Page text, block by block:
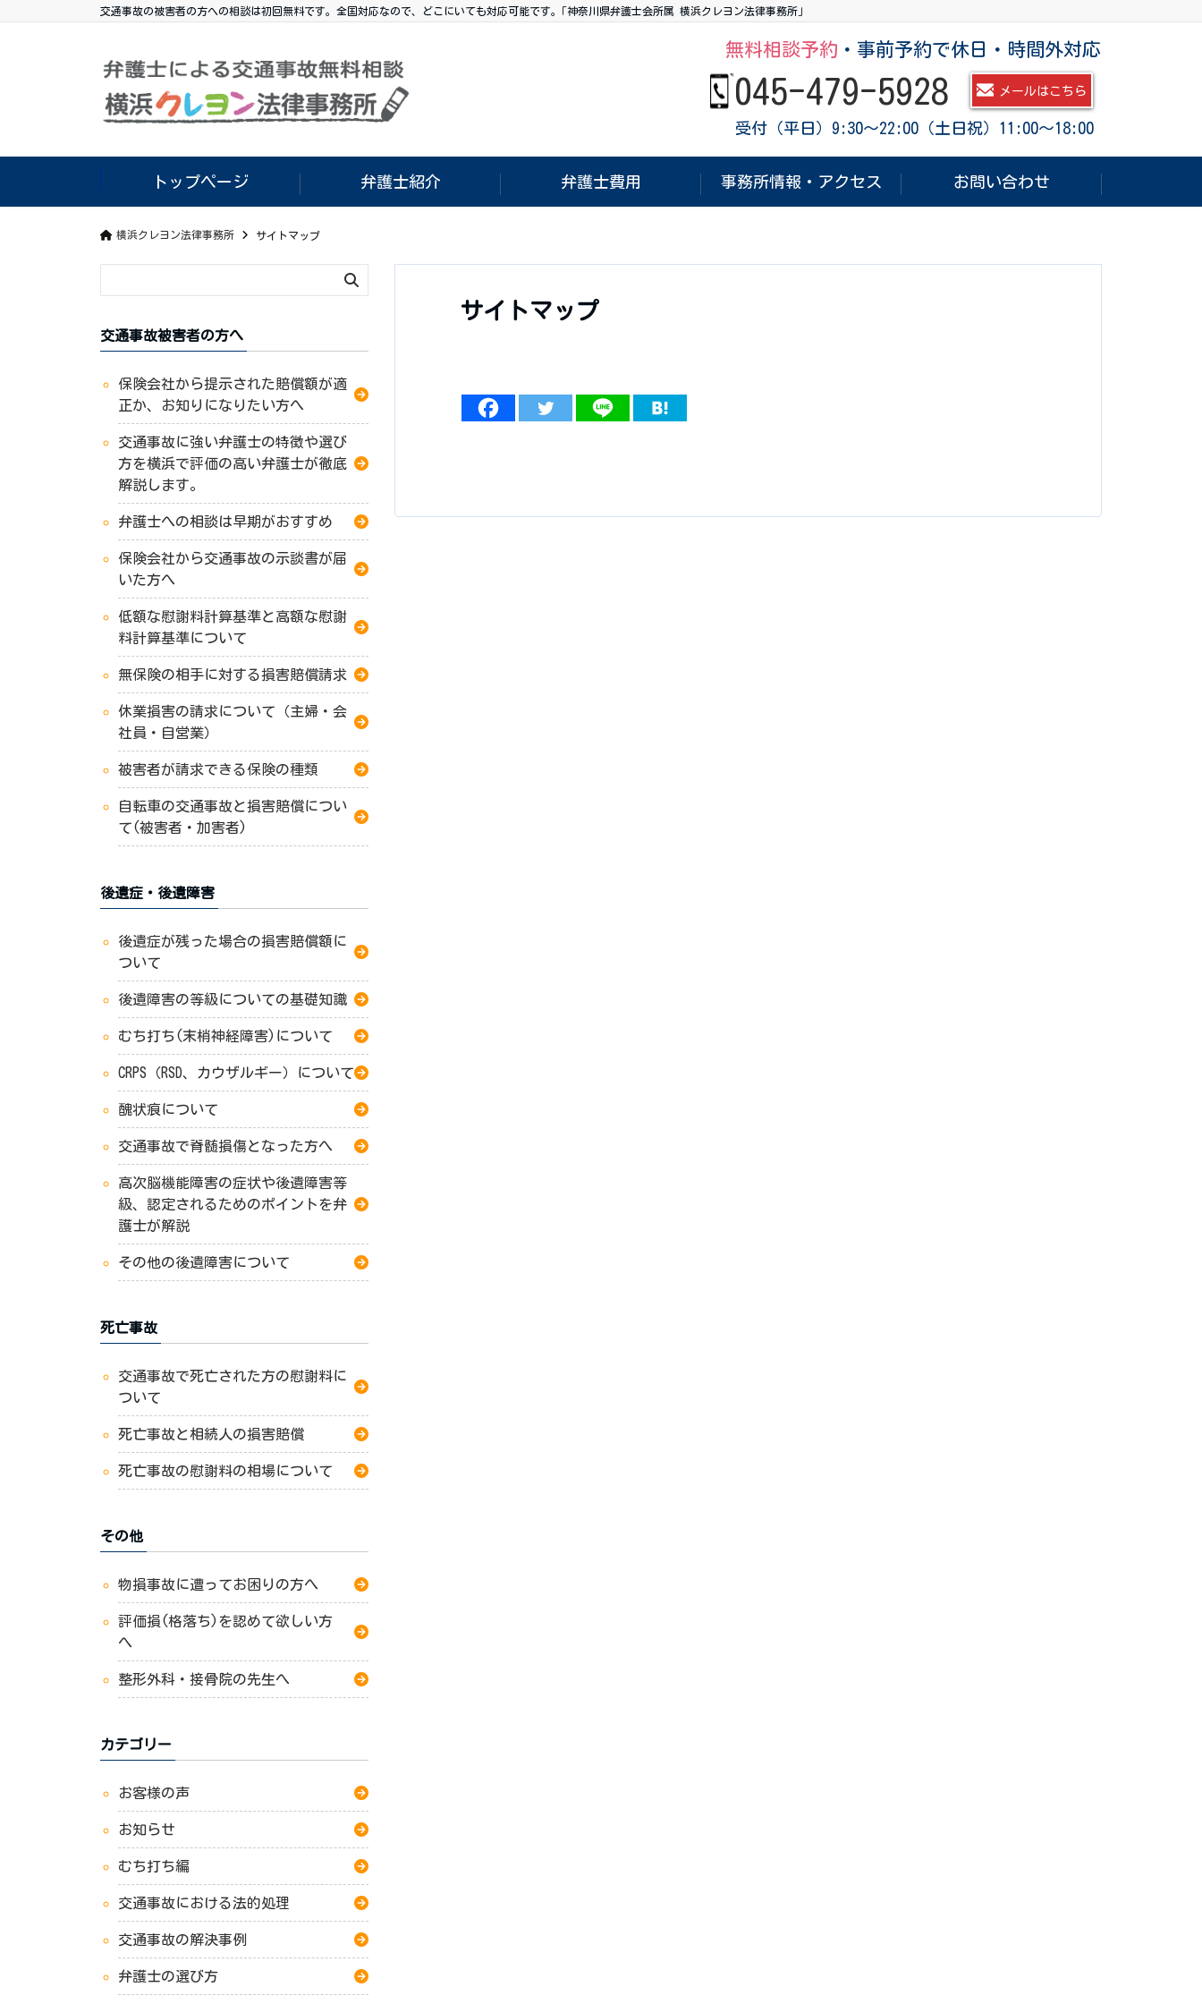
交通事故の被害者の方への相談は初回無料です。全国対応なので、どこにいても対応可能です。｢神奈川県弁護士会所属 横浜クレヨン法律事務所｣
無料相談予約 ・事前予約で休日・時間外対応
045-479-5928
受付（平日）9:30～22:00（土日祝）11:00～18:00
メールはこちら
トップページ 弁護士紹介 弁護士費用 事務所情報・アクセス お問い合わせ
横浜クレヨン法律事務所 サイトマップ
サイトマップ
交通事故被害者の方へ
保険会社から提示された賠償額が適
正か、お知りになりたい方へ
交通事故に強い弁護士の特徴や選び
方を横浜で評価の高い弁護士が徹底
解説します。
弁護士への相談は早期がおすすめ
保険会社から交通事故の示談書が届
いた方へ
低額な慰謝料計算基準と高額な慰謝
料計算基準について
無保険の相手に対する損害賠償請求
休業損害の請求について（主婦・会
社員・自営業）
被害者が請求できる保険の種類
自転車の交通事故と損害賠償につい
て(被害者・加害者)
後遺症・後遺障害
後遺症が残った場合の損害賠償額に
ついて
後遺障害の等級についての基礎知識
むち打ち(末梢神経障害)について
CRPS（RSD、カウザルギー）について
醜状痕について
交通事故で脊髄損傷となった方へ
高次脳機能障害の症状や後遺障害等
級、認定されるためのポイントを弁
護士が解説
その他の後遺障害について
死亡事故
交通事故で死亡された方の慰謝料に
ついて
死亡事故と相続人の損害賠償
死亡事故の慰謝料の相場について
その他
物損事故に遭ってお困りの方へ
評価損(格落ち)を認めて欲しい方
へ
整形外科・接骨院の先生へ
カテゴリー
お客様の声
お知らせ
むち打ち編
交通事故における法的処理
交通事故の解決事例
弁護士の選び方